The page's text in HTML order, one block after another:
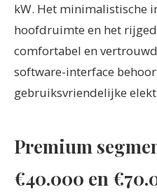
kW. Het minimalistische
hoofdruimte en het
comfortabel en
software-interface
gebruiksvriendelijke
Premium
€40.000 en